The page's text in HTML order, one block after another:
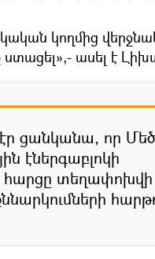
կողմից
ասել է
ցանկանա, որ
էներգաբլոկի
հարցը տեղափոխվի